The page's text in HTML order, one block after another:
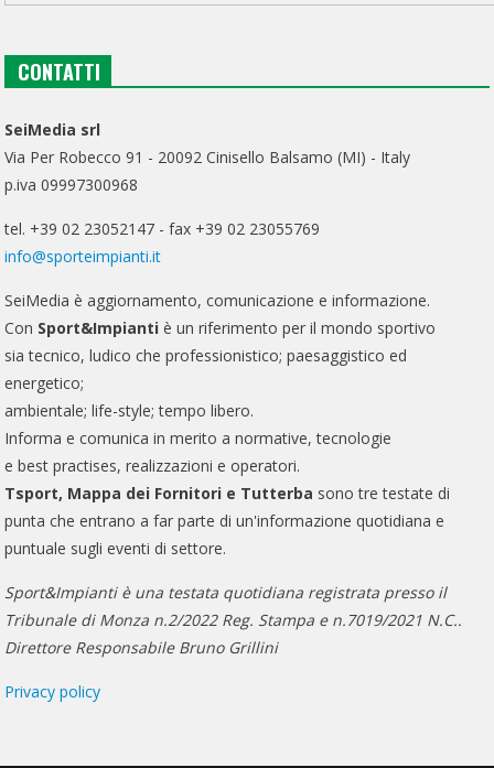
CONTATTI
SeiMedia srl
Via Per Robecco 91 - 20092 Cinisello Balsamo (MI) - Italy
p.iva 09997300968
tel. +39 02 23052147 - fax +39 02 23055769
info@sporteimpianti.it
SeiMedia è aggiornamento, comunicazione e informazione.
Con Sport&Impianti è un riferimento per il mondo sportivo
sia tecnico, ludico che professionistico; paesaggistico ed
energetico;
ambientale; life-style; tempo libero.
Informa e comunica in merito a normative, tecnologie
e best practises, realizzazioni e operatori.
Tsport, Mappa dei Fornitori e Tutterba sono tre testate di
punta che entrano a far parte di un'informazione quotidiana e
puntuale sugli eventi di settore.
Sport&Impianti è una testata quotidiana registrata presso il
Tribunale di Monza n.2/2022 Reg. Stampa e n.7019/2021 N.C..
Direttore Responsabile Bruno Grillini
Privacy policy